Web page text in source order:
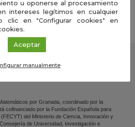
por Granada, coordinado por la
cofinanciado por la Fundación Española para
del Ministerio de Ciencia, Innovación y
de Universidad, Investigación e
u oponerse al procesamiento
intereses legítimos en cualquier
clic en "Configurar cookies" en
Aceptar
manualmente